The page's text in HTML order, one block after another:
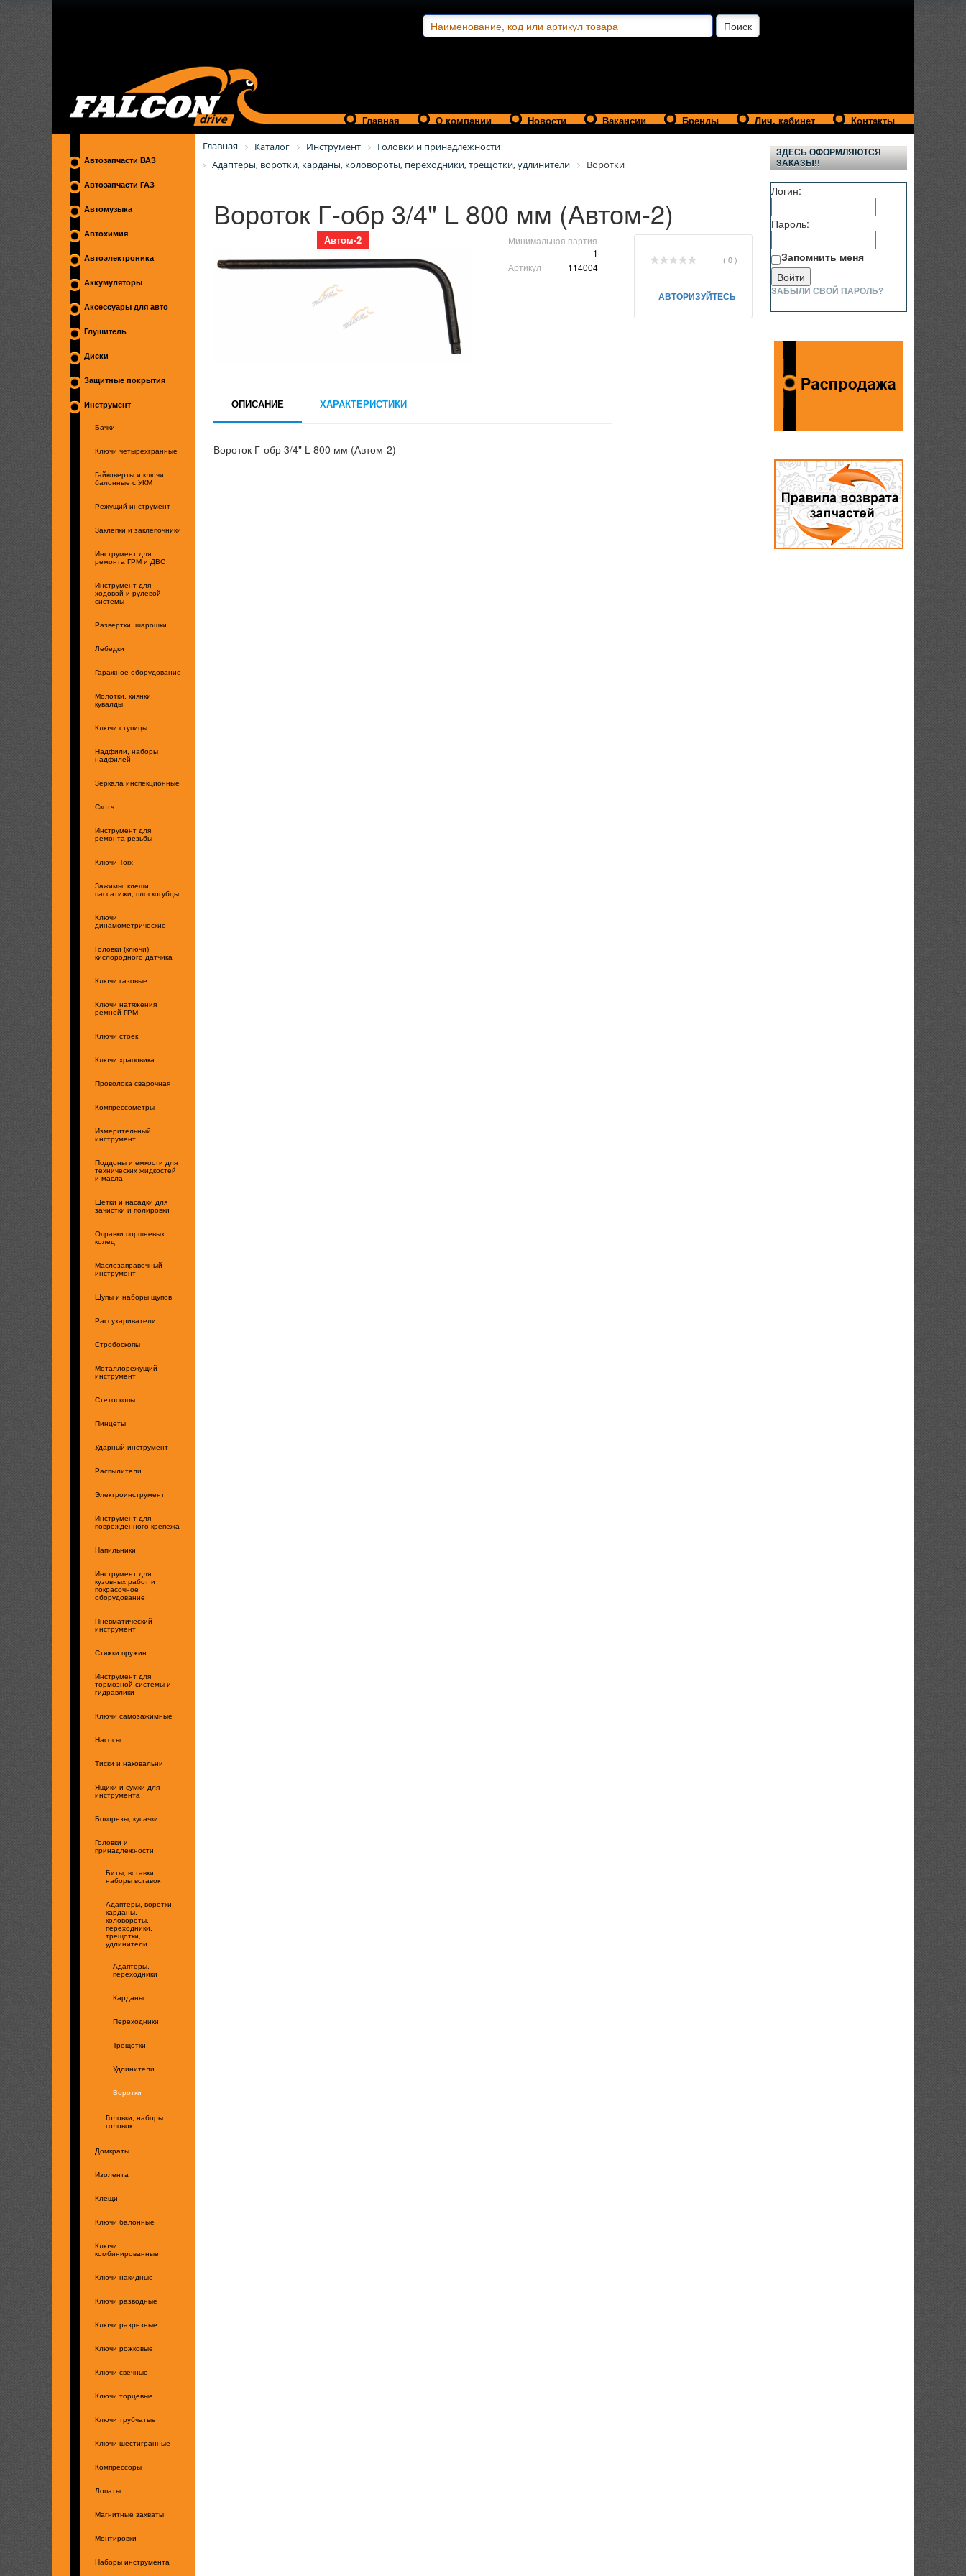
Главная О компании Новости Вакансии Бренды Лич. кабинет Контакты
Автозапчасти ВАЗ
Автозапчасти ГАЗ
Автомузыка
Автохимия
Автоэлектроника
Аккумуляторы
Аксессуары для авто
Глушитель
Диски
Защитные покрытия
Инструмент
Бачки
Ключи четырехгранные
Гайковерты и ключи
балонные с УКМ
Режущий инструмент
Заклепки и заклепочники
Инструмент для
ремонта ГРМ и ДВС
Инструмент для
ходовой и рулевой
системы
Развертки, шарошки
Лебедки
Гаражное оборудование
Молотки, киянки,
кувалды
Ключи ступицы
Надфили, наборы
надфилей
Зеркала инспекционные
Скотч
Инструмент для
ремонта резьбы
Ключи Torx
Зажимы, клещи,
пассатижи, плоскогубцы
Ключи
динамометрические
Головки (ключи)
кислородного датчика
Ключи газовые
Ключи натяжения
ремней ГРМ
Ключи стоек
Ключи храповика
Проволока сварочная
Компрессометры
Измерительный
инструмент
Поддоны и емкости для
технических жидкостей
и масла
Щетки и насадки для
зачистки и полировки
Оправки поршневых
колец
Маслозаправочный
инструмент
Щупы и наборы щупов
Рассухариватели
Стробоскопы
Металлорежущий
инструмент
Стетоскопы
Пинцеты
Ударный инструмент
Распылители
Электроинструмент
Инструмент для
поврежденного крепежа
Напильники
Инструмент для
кузовных работ и
покрасочное
оборудование
Пневматический
инструмент
Стяжки пружин
Инструмент для
тормозной системы и
гидравлики
Ключи самозажимные
Насосы
Тиски и наковальни
Ящики и сумки для
инструмента
Бокорезы, кусачки
Головки и
принадлежности
Биты, вставки,
наборы вставок
Адаптеры, воротки,
карданы,
коловороты,
переходники,
трещотки,
удлинители
Адаптеры,
переходники
Карданы
Переходники
Трещотки
Удлинители
Воротки
Головки, наборы
головок
Домкраты
Изолента
Клещи
Ключи балонные
Ключи
комбинированные
Ключи накидные
Ключи разводные
Ключи разрезные
Ключи рожковые
Ключи свечные
Ключи торцевые
Ключи трубчатые
Ключи шестигранные
Компрессоры
Лопаты
Магнитные захваты
Монтировки
Наборы инструмента
Главная Каталог Инструмент
Головки и принадлежности
Адаптеры, воротки, карданы, коловороты, переходники, трещотки, удлинители
Воротки
Вороток Г-обр 3/4" L 800 мм (Автом-2)
Автом-2
Минимальная партия
1
Артикул
114004
( 0 )
АВТОРИЗУЙТЕСЬ
ОПИСАНИЕ ХАРАКТЕРИСТИКИ
Вороток Г-обр 3/4" L 800 мм (Автом-2)
ЗДЕСЬ ОФОРМЛЯЮТСЯ
ЗАКАЗЫ!!
Логин:
Пароль:
Запомнить меня
ЗАБЫЛИ СВОЙ ПАРОЛЬ?